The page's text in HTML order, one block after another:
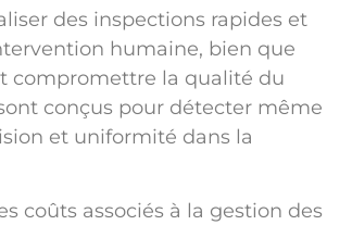
des inspections rapides et
humaine, bien que
compromettre la qualité du
conçus pour détecter même
et uniformité dans la
coûts associés à la gestion des